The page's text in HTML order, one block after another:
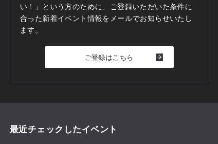
い！」という方のために、ご登録いただいた条件に
合った新着イベント情報をメールでお知らせいたし
ます。
ご登録はこちら
最近チェックしたイベント